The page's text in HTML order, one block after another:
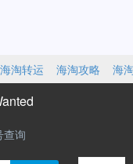
海淘转运 海淘攻略 海
查询